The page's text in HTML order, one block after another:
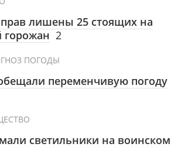
лишены 25 стоящих на
горожан 2
ПОГОДЫ
переменчивую погоду
светильники на воинском